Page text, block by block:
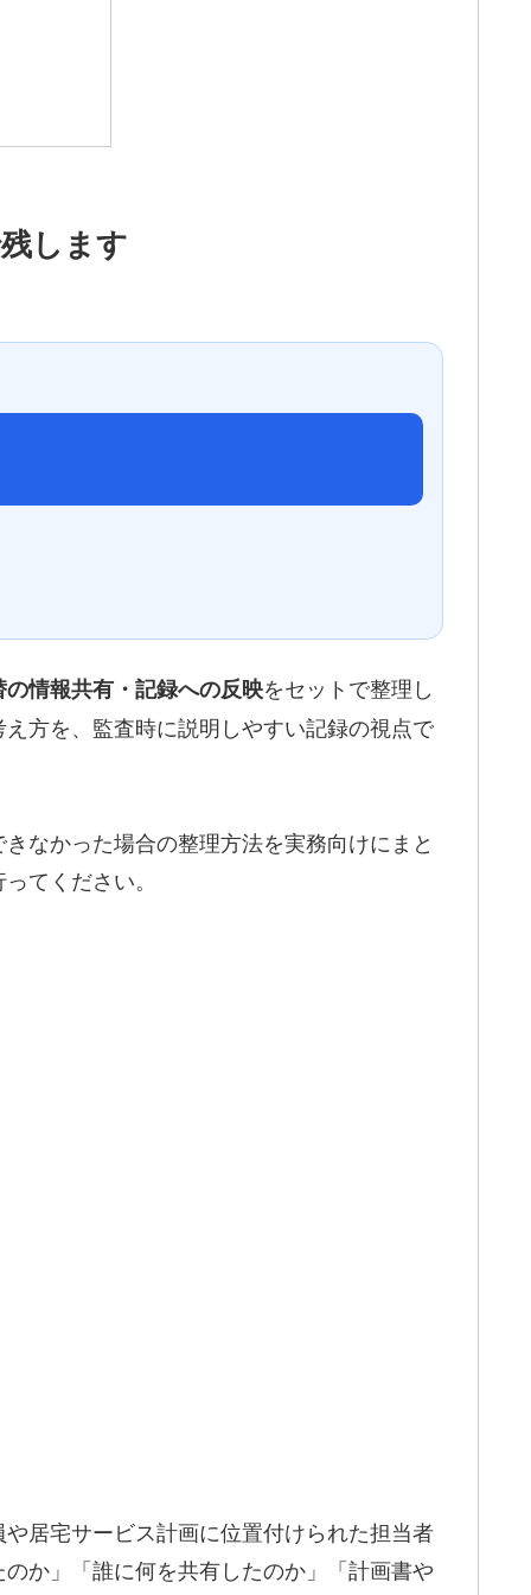
します
情報共有・記録への反映をセットで整理し
方を、監査時に説明しやすい記録の視点で
なかった場合の整理方法を実務向けにまと
てください。
居宅サービス計画に位置付けられた担当者
か」「誰に何を共有したのか」「計画書や